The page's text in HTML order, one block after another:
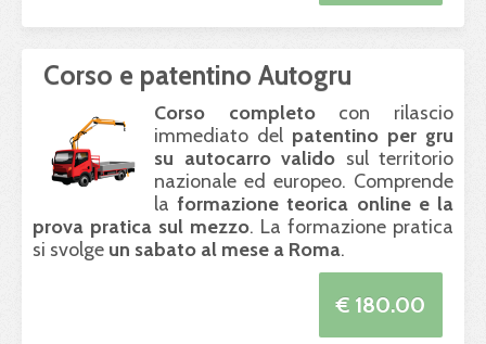
Corso e patentino Autogru
Corso completocon rilascio
immediato del patentino per gru
su autocarro valido sul territorio
nazionale ed europeo. Comprende
laformazione teorica online e la
prova pratica sul mezzo. La formazione pratica
si svolge un sabato al mese a Roma.
€ 180.00